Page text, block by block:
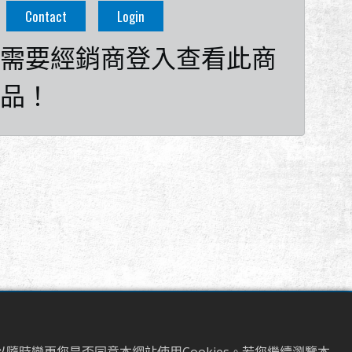
Contact Login
需要經銷商登入查看此商
品！